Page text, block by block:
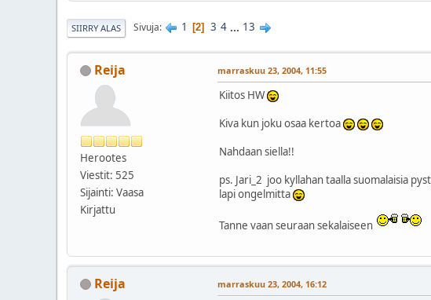
SIIRRY ALAS Sivuja 1 2 3 4 ... 13
Reija
Herootes
Viestit: 525
Sijainti: Vaasa
Kirjattu
marraskuu 23, 2004, 11:55
Kiitos HW
Kiva kun joku osaa kertoa
Nahdaan siella!!
ps. Jari_2 joo kyllahan taalla suomalaisia
lapi ongelmitta
Tanne vaan seuraan sekalaiseen
Reija marraskuu 23, 2004, 16:12